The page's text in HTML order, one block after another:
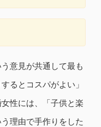
意見が共通して最も
るとコスパがよい」
性には、「子供と楽
理由で手作りをした